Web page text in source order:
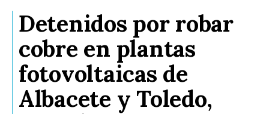
Detenidos por robar
cobre en plantas
fotovoltaicas de
Albacete y Toledo,